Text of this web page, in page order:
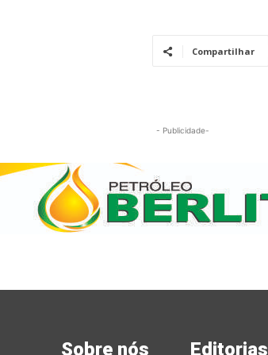
Compartilhar
- Publicidade-
Sobre nós Editorias